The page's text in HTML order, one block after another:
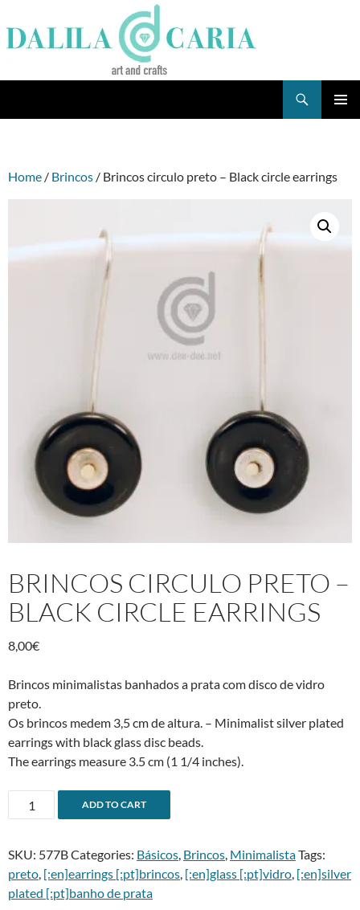
to
content
Home / Brincos / Brincos circulo preto – Black circle earrings
BRINCOS CIRCULO PRETO –
BLACK CIRCLE EARRINGS
8,00€
Brincos minimalistas banhados a prata com disco de vidro
preto.
Os brincos medem 3,5 cm de altura. – Minimalist silver plated
earrings with black glass disc beads.
The earrings measure 3.5 cm (1 1/4 inches).
Brincos
circulo
-
Black
circle
ADD TO CART
e
r
SKU: 577BCategories: Básicos, Brincos, MinimalistaTags:
preto, [:en]earrings [:pt]brincos, [:en]glass [:pt]vidro, [:en]silver
plated [:pt]banho de prata